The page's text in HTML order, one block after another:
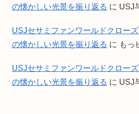
の懐かしい光景を振り返る に USJ
USJセサミファンワールドクロー
の懐かしい光景を振り返る に もっ
USJセサミファンワールドクロー
の懐かしい光景を振り返る に USJ